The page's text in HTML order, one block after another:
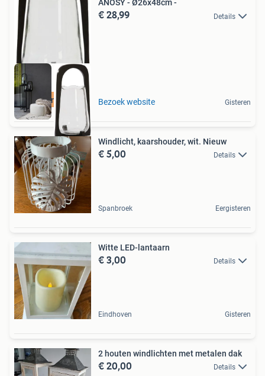
Duurzame Deal
ANOSY - Ø26x48cm -
€ 28,99 Details
Bezoek website Gisteren
Windlicht, kaarshouder, wit. Nieuw
€ 5,00 Details
Spanbroek Eergisteren
Witte LED-lantaarn
€ 3,00 Details
Eindhoven Gisteren
2 houten windlichten met metalen dak
€ 20,00 Details